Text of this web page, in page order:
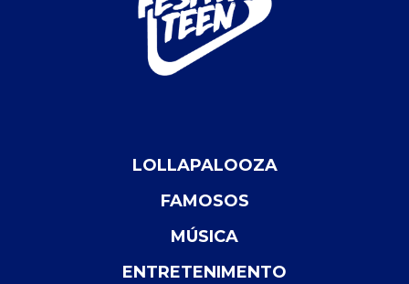
LOLLAPALOOZA
FAMOSOS
MÚSICA
ENTRETENIMENTO